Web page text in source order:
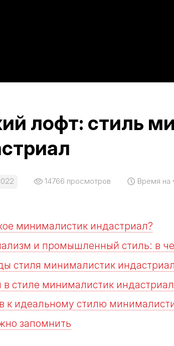
лофт: стиль
14766 просмотров Время на
минималистик индастриал?
и промышленный стиль: в
стиля минималистик индастриал
в стиле минималистик индастриал
к идеальному стилю
запомнить